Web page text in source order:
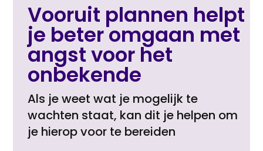
Vooruit plannen helpt
je beter omgaan met
angst voor het
onbekende
Als je weet wat je mogelijk te
wachten staat, kan dit je helpen om
je hierop voor te bereiden